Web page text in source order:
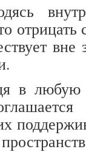
вне
в любую